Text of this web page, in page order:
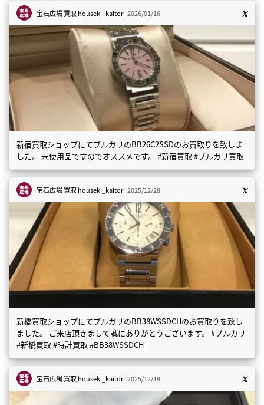
宝石広場 買取houseki_kaitori 2026/01/16
新宿買取ショップにてブルガリのBB26C2SSDのお買取りを致しま
した。 未使用品ですのでオススメです。 #新宿買取 #ブルガリ買取
宝石広場 買取houseki_kaitori 2025/12/28
新橋買取ショップにてブルガリのBB38WSSDCHのお買取りを致し
ました。 ご来店頂きまして誠にありがとうございます。 #ブルガリ
#新橋買取 #時計買取 #BB38WSSDCH
宝石広場 買取houseki_kaitori 2025/12/19